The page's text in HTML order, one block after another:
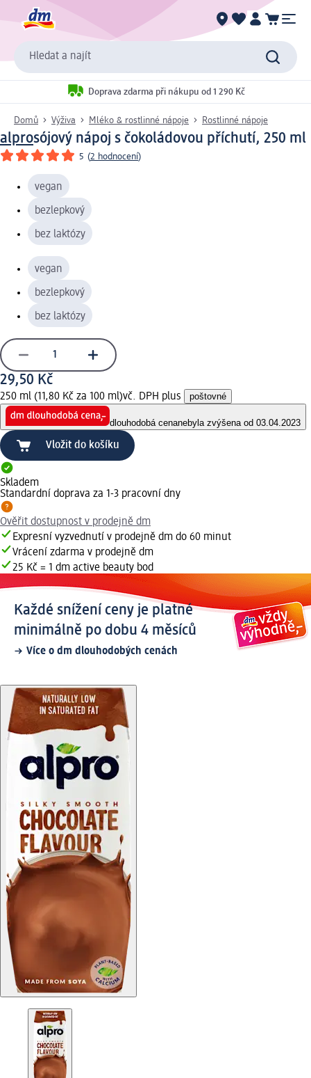
Hledat a najít
Doprava zdarma při nákupu od 1 290 Kč
Domů Výživa Mléko & rostlinné nápoje Rostlinné nápoje
alprosójový nápoj s čokoládovou příchutí, 250 ml
5 (2 hodnocení)
vegan
bezlepkový
bez laktózy
vegan
bezlepkový
bez laktózy
29,50 Kč
250 ml (11,80 Kč za 100 ml)vč. DPH plus poštovné
dlouhodobá cenanebyla zvýšena od 03.04.2023
Vložit do košíku
Skladem
Standardní doprava za 1-3 pracovní dny
Ověřit dostupnost v prodejně dm
Expresní vyzvednutí v prodejně dm do 60 minut
Vrácení zdarma v prodejně dm
25 Kč = 1 dm active beauty bod
Každé snížení ceny je platné
minimálně po dobu 4 měsíců
Více o dm dlouhodobých cenách